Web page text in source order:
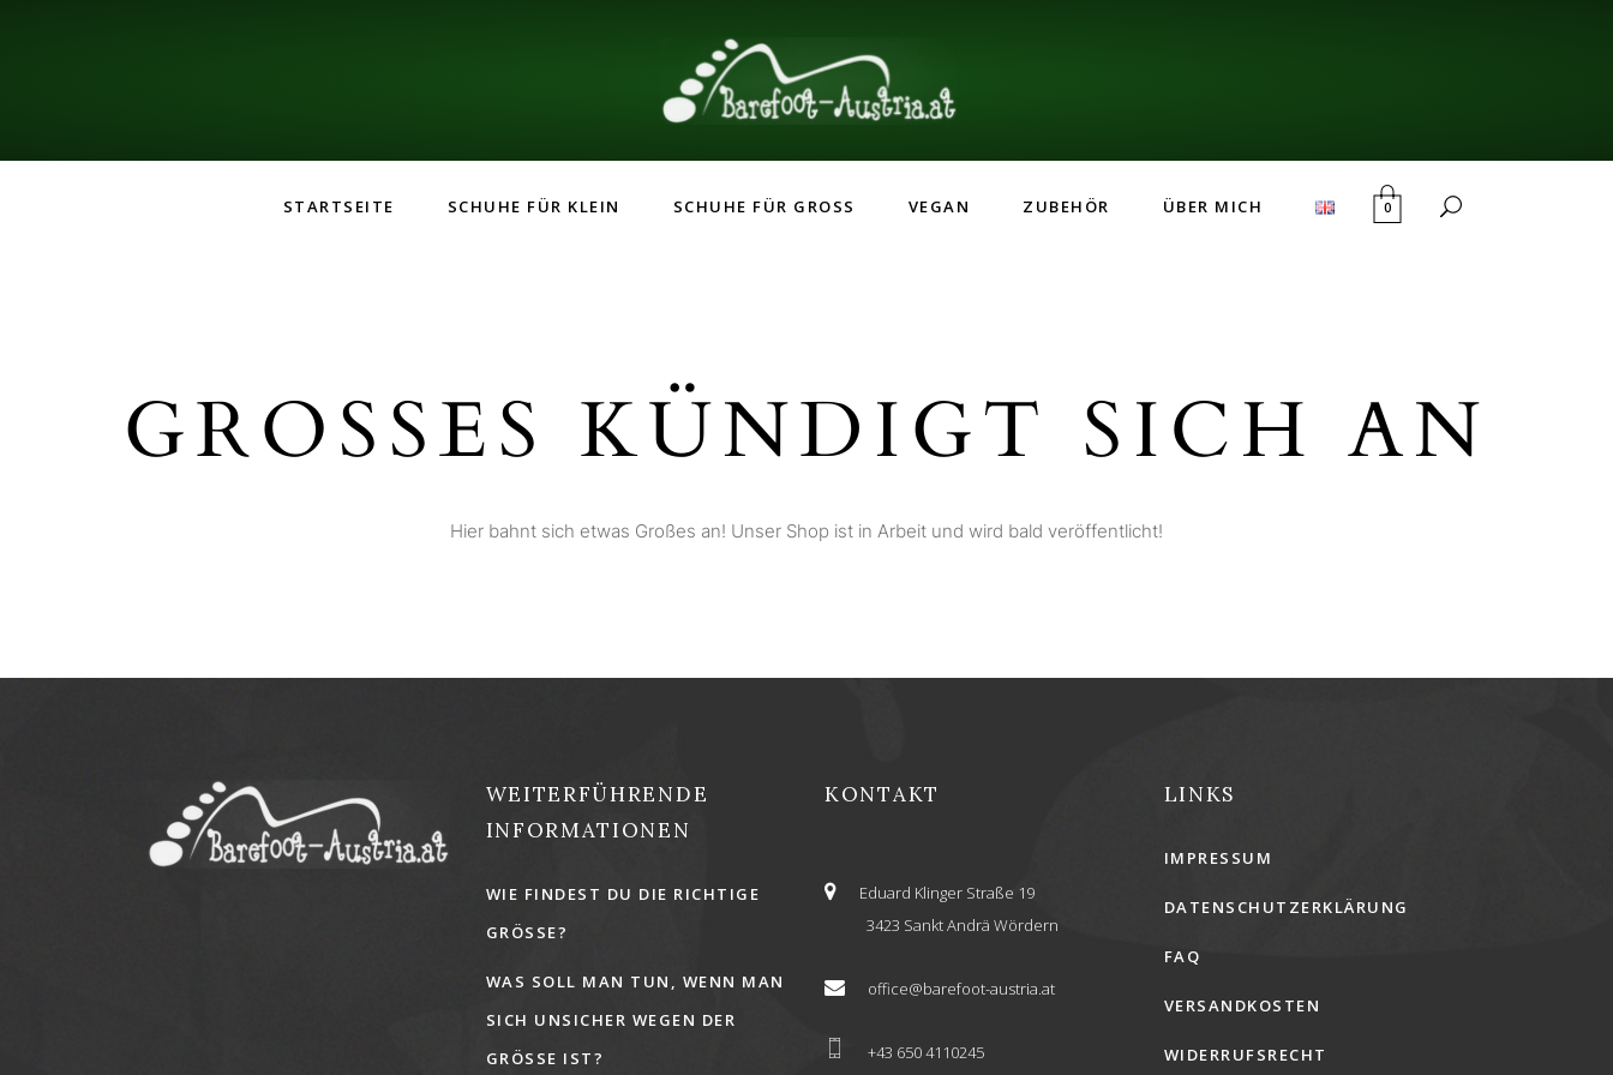
STARTSEITE SCHUHE FÜR KLEIN SCHUHE FÜR GROSS VEGAN ZUBEHÖR ÜBER MICH 0
GROSSES KÜNDIGT SICH AN
Hier bahnt sich etwas Großes an! Unser Shop ist in Arbeit und wird bald veröffentlicht!
WEITERFÜHRENDE
INFORMATIONEN
WIE FINDEST DU DIE RICHTIGE
GRÖSSE?
WAS SOLL MAN TUN, WENN MAN
SICH UNSICHER WEGEN DER
GRÖSSE IST?
KONTAKT
Eduard Klinger Straße 19
3423 Sankt Andrä Wördern
office@barefoot-austria.at
+43 650 4110245
LINKS
IMPRESSUM
DATENSCHUTZERKLÄRUNG
FAQ
VERSANDKOSTEN
WIDERRUFSRECHT